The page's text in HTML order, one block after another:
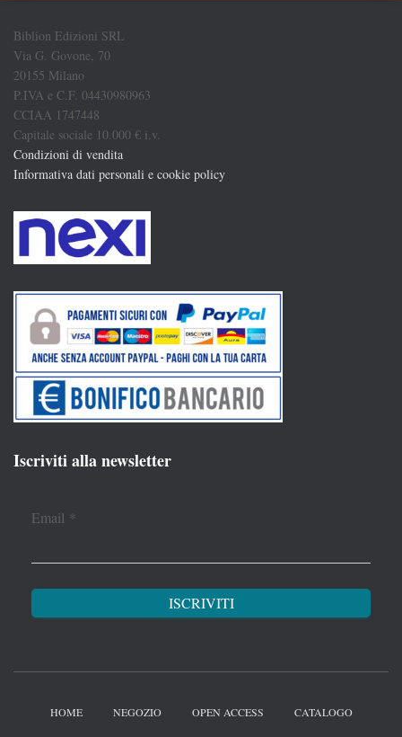
Biblion Edizioni SRL
Via G. Govone, 70
20155 Milano
P.IVA e C.F. 04430980963
CCIAA 1747448
Capitale sociale 10.000 € i.v.
Condizioni di vendita
Informativa dati personali e cookie policy
Iscriviti alla newsletter
Email *
HOME NEGOZIO OPEN ACCESS CATALOGO